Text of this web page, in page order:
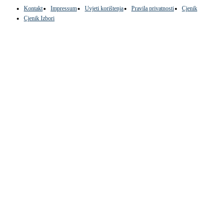
Kontakt Impressum Uvjeti korištenja Pravila privatnosti
Cjenik
Cjenik Izbori